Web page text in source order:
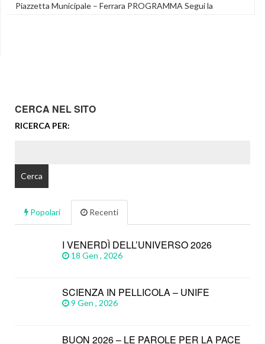
Piazzetta Municipale – Ferrara PROGRAMMA Segui la
CERCA NEL SITO
RICERCA PER:
Popolari Recenti
I VENERDÌ DELL’UNIVERSO 2026
18 Gen , 2026
SCIENZA IN PELLICOLA – UNIFE
9 Gen , 2026
BUON 2026 – LE PAROLE PER LA PACE